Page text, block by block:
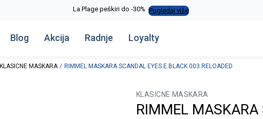
Alma Ras do -50% Pogledaj više
Blog Akcija Radnje Loyalty
KLASICNE MASKARA RIMMEL MASKARA SCANDAL EYES.E.BLACK 003 RELOADED
KLASICNE MASKARA
RIMMEL MASKARA